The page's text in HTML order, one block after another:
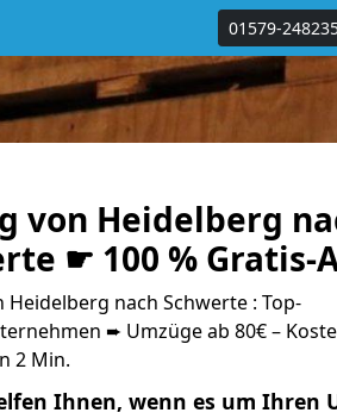
01579-
von Heidelberg
☛ 100 % Gratis-
Heidelberg nach Schwerte : Top-
➨ Umzüge ab 80€ –
2 Min.
Ihnen, wenn es um Ihren